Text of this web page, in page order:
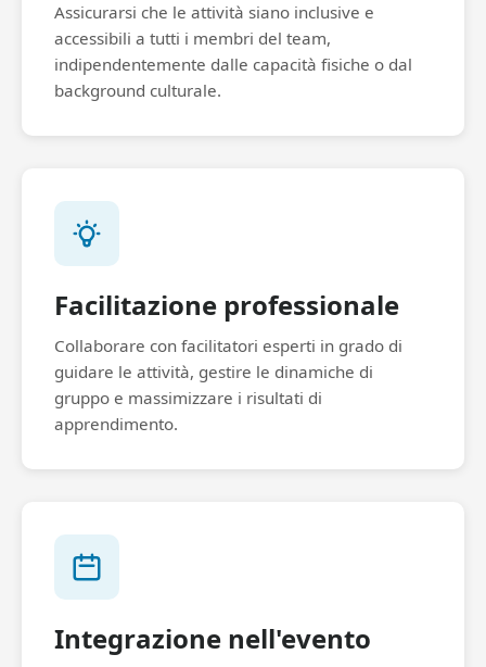
Assicurarsi che le attività siano inclusive e
accessibili a tutti i membri del team,
indipendentemente dalle capacità fisiche o dal
background culturale.
Facilitazione professionale
Collaborare con facilitatori esperti in grado di
guidare le attività, gestire le dinamiche di
gruppo e massimizzare i risultati di
apprendimento.
Integrazione nell'evento